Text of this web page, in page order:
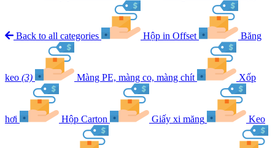
Back to all categories Hộp in Offset Băng
keo (3) Màng PE, màng co, màng chít Xốp
hơi Hộp Carton Giấy xi măng Keo